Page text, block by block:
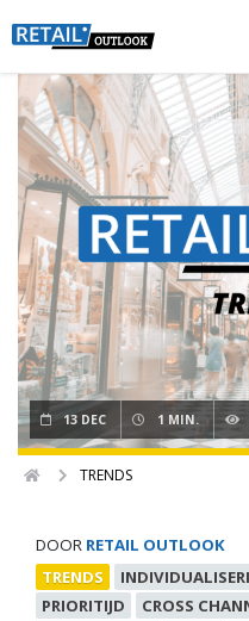
13 DEC 1 MIN.
TRENDS
DOOR RETAIL OUTLOOK
TRENDS
PRIORITIJD
CROSS